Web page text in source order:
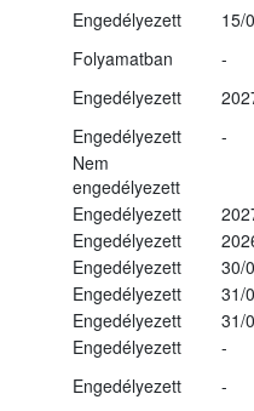
Engedélyezett
15/
Folyamatban
-
Engedélyezett
Engedélyezett
-
Nem
engedélyezett
Engedélyezett
Engedélyezett
Engedélyezett
30/
Engedélyezett
31/
Engedélyezett
31/
Engedélyezett
-
Engedélyezett
-